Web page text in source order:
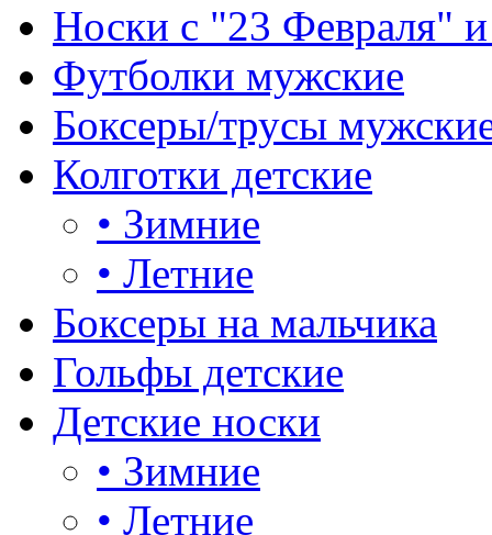
Носки с "23 Февраля"
Футболки мужские
Боксеры/трусы
Колготки детские
• Зимние
• Летние
Боксеры на мальчика
Гольфы детские
Детские носки
• Зимние
• Летние